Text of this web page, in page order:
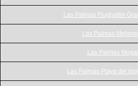
Las Palmas Flughafen
Las Palmas
Las Palmas
Las Palmas Playa del